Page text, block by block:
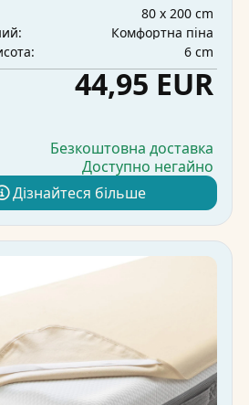
80 x 200 cm
Комфортна піна
6 cm
44,95 EUR
Безкоштовна доставка
Доступно негайно
Дізнайтеся більше